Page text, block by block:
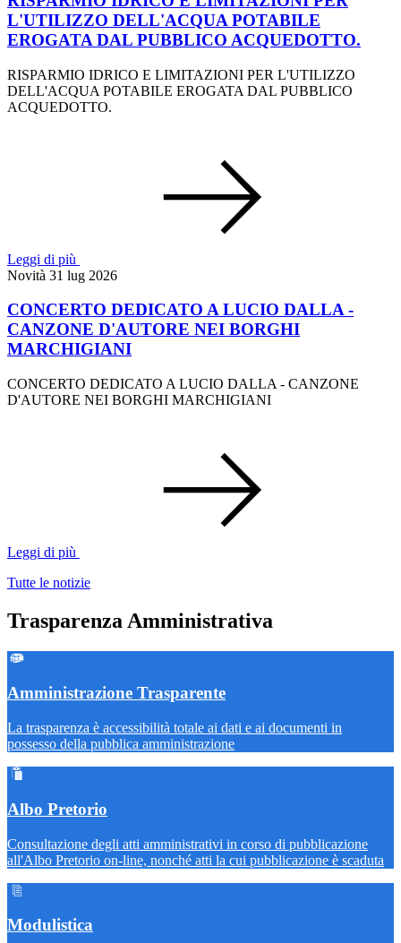
L'UTILIZZO DELL'ACQUA POTABILE
EROGATA DAL PUBBLICO ACQUEDOTTO.
RISPARMIO IDRICO E LIMITAZIONI PER L'UTILIZZO
DELL'ACQUA POTABILE EROGATA DAL PUBBLICO
ACQUEDOTTO.
Leggi di più
Novità 31 lug 2026
CONCERTO DEDICATO A LUCIO DALLA -
CANZONE D'AUTORE NEI BORGHI
MARCHIGIANI
CONCERTO DEDICATO A LUCIO DALLA - CANZONE
D'AUTORE NEI BORGHI MARCHIGIANI
Leggi di più
Tutte le notizie
Trasparenza Amministrativa
Amministrazione Trasparente
La trasparenza è accessibilità totale ai dati e ai documenti in
possesso della pubblica amministrazione
Albo Pretorio
Consultazione degli atti amministrativi in corso di pubblicazione
all'Albo Pretorio on-line, nonché atti la cui pubblicazione è scaduta
Modulistica